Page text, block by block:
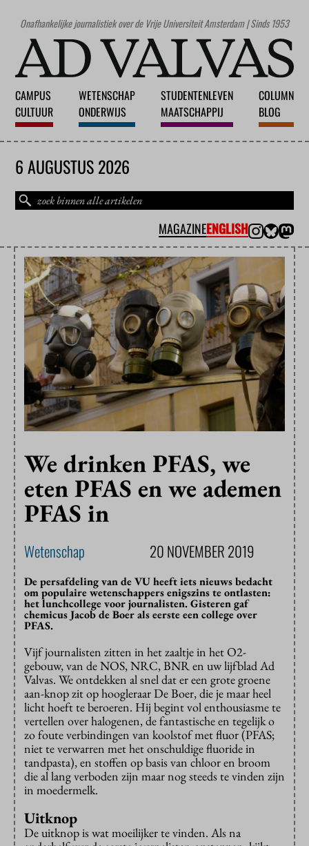
Onafhankelijke journalistiek over de Vrije Universiteit Amsterdam | Sinds 1953
CAMPUS
CULTUUR
WETENSCHAP
ONDERWIJS
STUDENTENLEVEN
MAATSCHAPPIJ
COLUMN
BLOG
6 AUGUSTUS 2026
MAGAZINEENGLISH
We drinken PFAS, we
eten PFAS en we ademen
PFAS in
Wetenschap 20 NOVEMBER 2019
De persafdeling van de VU heeft iets nieuws bedacht
om populaire wetenschappers enigszins te ontlasten:
het lunchcollege voor journalisten. Gisteren gaf
chemicus Jacob de Boer als eerste een college over
PFAS.
Vijf journalisten zitten in het zaaltje in het O2-
gebouw, van de NOS, NRC, BNR en uw lijfblad Ad
Valvas. We ontdekken al snel dat er een grote groene
aan-knop zit op hoogleraar De Boer, die je maar heel
licht hoeft te beroeren. Hij begint vol enthousiasme te
vertellen over halogenen, de fantastische en tegelijk o
zo foute verbindingen van koolstof met fluor (PFAS;
niet te verwarren met het onschuldige fluoride in
tandpasta), en stoffen op basis van chloor en broom
die al lang verboden zijn maar nog steeds te vinden zijn
in moedermelk.
Uitknop
De uitknop is wat moeilijker te vinden. Als na